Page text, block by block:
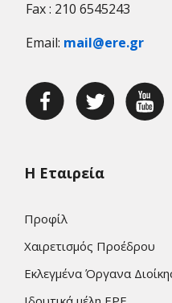
Fax : 210 6545243
Email: mail@ere.gr
Η Εταιρεία
Προφίλ
Χαιρετισμός Προέδρου
Εκλεγμένα Όργανα